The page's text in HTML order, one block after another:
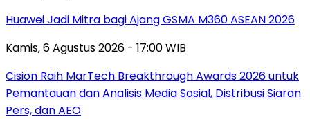
Huawei Jadi Mitra bagi Ajang GSMA M360 ASEAN 2026
Kamis, 6 Agustus 2026 - 17:00 WIB
Cision Raih MarTech Breakthrough Awards 2026 untuk
Pemantauan dan Analisis Media Sosial, Distribusi Siaran
Pers, dan AEO